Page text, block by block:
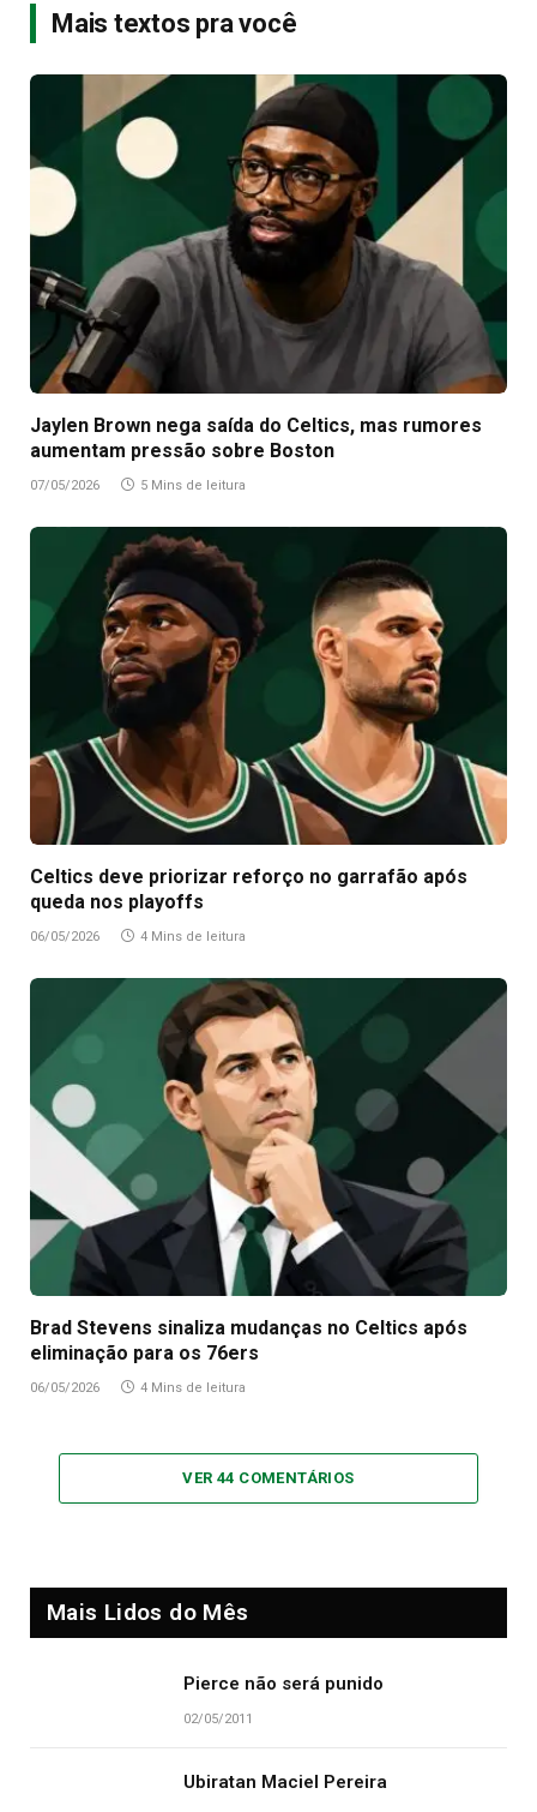
Mais textos pra você
Jaylen Brown nega saída do Celtics, mas rumores
aumentam pressão sobre Boston
07/05/2026 5 Mins de leitura
Celtics deve priorizar reforço no garrafão após
queda nos playoffs
06/05/2026 4 Mins de leitura
Brad Stevens sinaliza mudanças no Celtics após
eliminação para os 76ers
06/05/2026 4 Mins de leitura
VER 44 COMENTÁRIOS
Mais Lidos do Mês
Pierce não será punido
02/05/2011
Ubiratan Maciel Pereira